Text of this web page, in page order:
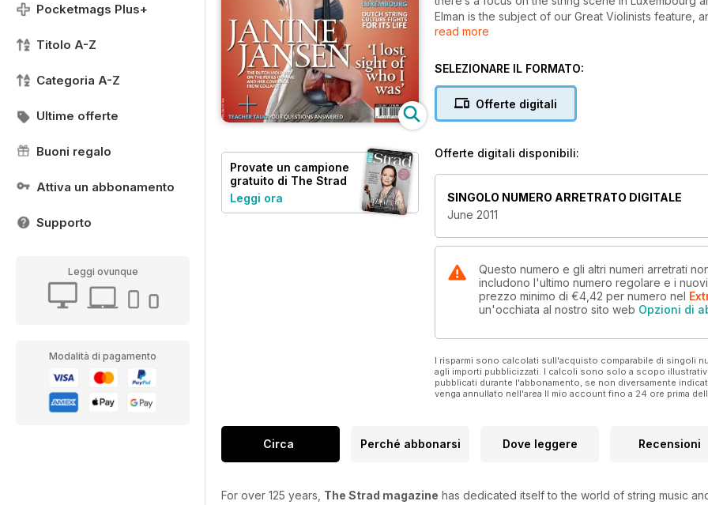
Pocketmags Plus+
Titolo A-Z
Categoria A-Z
Ultime offerte
Buoni regalo
Attiva un abbonamento
Supporto
Leggi ovunque
Modalità di pagamento
Provate un campione
gratuito di The Strad
Leggi ora
Elman is the subject of our Great Violinists feature,
Shostakovich’s Piano Quintet.
read more
SELEZIONARE IL FORMATO:
Offerte digitali
Offerte digitali disponibili:
SINGOLO NUMERO ARRETRATO DIGITALE
June 2011
Questo numero e gli altri numeri arretrati
includono l'ultimo numero regolare e i
prezzo minimo di €4,42 per numero nel
un'occhiata al nostro sito web Opzioni di
I risparmi sono calcolati sull'acquisto comparabile di singoli
agli importi pubblicizzati. I calcoli sono solo a scopo
pubblicati durante l'abbonamento, se non diversamente
venga annullato nell'area Il mio account fino a 24 ore prima
Circa Perché abbonarsi Dove leggere Recensioni
For over 125 years, The Strad magazine has dedicated itself to the world of string music